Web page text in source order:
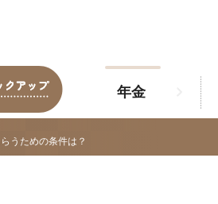
年金
うための条件は？